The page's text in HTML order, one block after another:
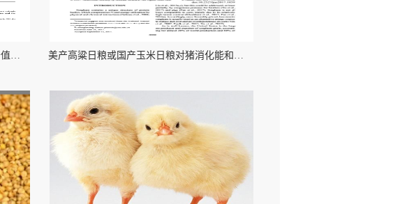
植酸酶和糖酶对麦麸和无麦麸日粮营养价值的提高及其对生长猪非淀粉多糖消化率的影响 美产高粱日粮或国产玉米日粮对猪消化能和代谢能、回肠标准氨基酸消化率以及生产性能的影响